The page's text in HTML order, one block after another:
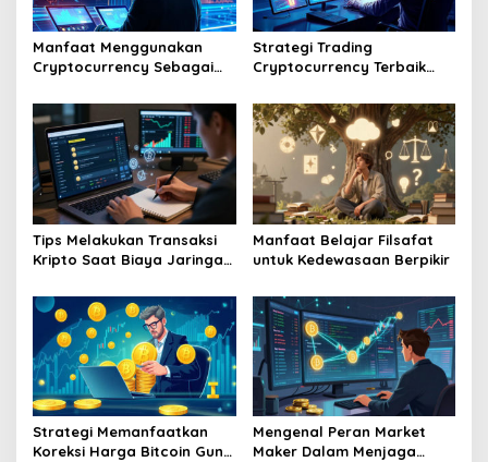
Manfaat Menggunakan
Cryptocurrency Sebagai
Era Ekonomi Baru
Strategi Trading
Cryptocurrency Terbaik
Enam Mendatang
Tips Melakukan Transaksi
Kripto Saat Biaya Jaringan
Manfaat Belajar Filsafat
untuk Kedewasaan Berpikir
Strategi Memanfaatkan
Koreksi Harga Bitcoin Guna
Mengenal Peran Market
Maker Dalam Menjaga